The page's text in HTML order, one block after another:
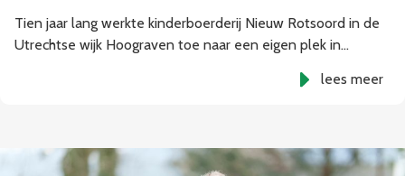
Tien jaar lang werkte kinderboerderij Nieuw Rotsoord in de
Utrechtse wijk Hoograven toe naar een eigen plek in…
lees meer